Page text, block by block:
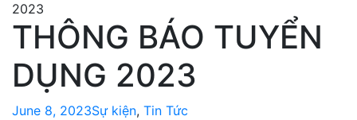
2023
THÔNG BÁO TUYỂN
DỤNG 2023
June 8, 2023Sự kiện, Tin Tức